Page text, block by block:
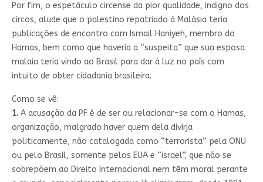
Por fim, o espetáculo circense da pior qualidade, indigno dos
circos, alude que o palestino repatriado à Malásia teria
publicações de encontro com Ismail Haniyeh, membro do
Hamas, bem como que haveria a “suspeita” que sua esposa
malaia teria vindo ao Brasil para dar à luz no país com
intuito de obter cidadania brasileira.
Como se vê:
1.A acusação da PF é de ser ou relacionar-se com o Hamas,
organização, malgrado haver quem dela divirja
politicamente, não catalogada como “terrorista” pela ONU
ou pelo Brasil, somente pelos EUA e “israel”, que não se
sobrepõem ao Direito Internacional nem têm moral perante